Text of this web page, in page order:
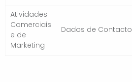
Atividades
Comerciais
e de
Marketing
Dados de Contacto